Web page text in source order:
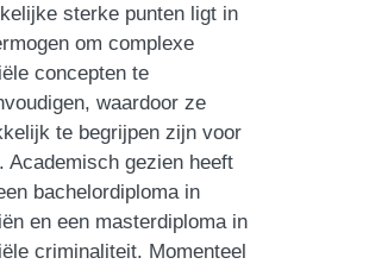
sterke punten ligt in
om complexe
concepten te
waardoor ze
te begrijpen zijn voor
Academisch gezien heeft
bachelordiploma in
en een masterdiploma in
criminaliteit. Momenteel